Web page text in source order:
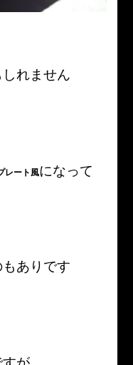
れません
レート風になって
ありです